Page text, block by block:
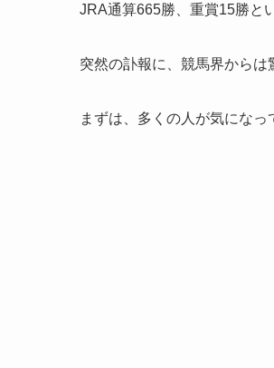
JRA通算665勝、重賞15勝と
突然の訃報に、競馬界からは
まずは、多くの人が気になっ